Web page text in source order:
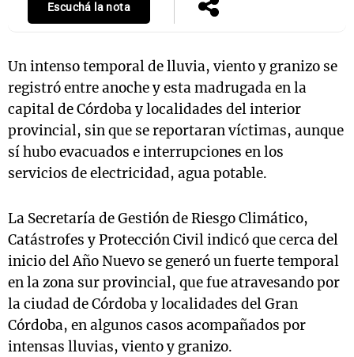
Escuchá la nota
Un intenso temporal de lluvia, viento y granizo se
registró entre anoche y esta madrugada en la
capital de Córdoba y localidades del interior
provincial, sin que se reportaran víctimas, aunque
sí hubo evacuados e interrupciones en los
servicios de electricidad, agua potable.
La Secretaría de Gestión de Riesgo Climático,
Catástrofes y Protección Civil indicó que cerca del
inicio del Año Nuevo se generó un fuerte temporal
en la zona sur provincial, que fue atravesando por
la ciudad de Córdoba y localidades del Gran
Córdoba, en algunos casos acompañados por
intensas lluvias, viento y granizo.